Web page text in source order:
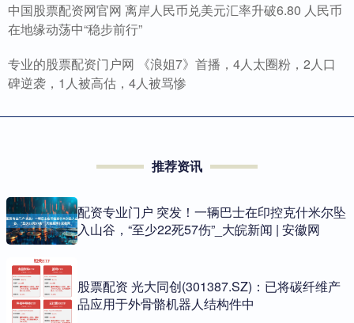
中国股票配资网官网 离岸人民币兑美元汇率升破6.80 人民币
在地缘动荡中“稳步前行”
专业的股票配资门户网 《浪姐7》首播，4人太圈粉，2人口
碑逆袭，1人被高估，4人被骂惨
推荐资讯
配资专业门户 突发！一辆巴士在印控克什米尔坠
入山谷，“至少22死57伤”_大皖新闻 | 安徽网
股票配资 光大同创(301387.SZ)：已将碳纤维产
品应用于外骨骼机器人结构件中